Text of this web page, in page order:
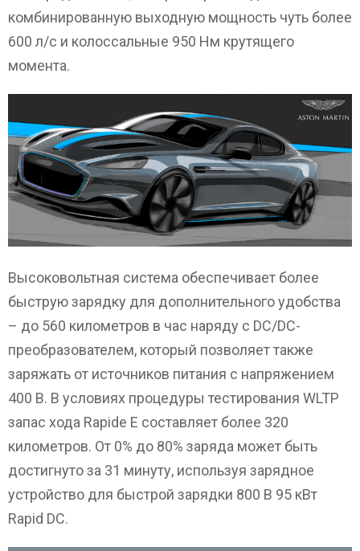
комбинированную выходную мощность чуть более
600 л/с и колоссальные 950 Нм крутящего
момента.
Высоковольтная система обеспечивает более
быструю зарядку для дополнительного удобства
– до 560 километров в час наряду с DC/DC-
преобразователем, который позволяет также
заряжать от источников питания с напряжением
400 В. В условиях процедуры тестирования WLTP
запас хода Rapide E составляет более 320
километров. От 0% до 80% заряда может быть
достигнуто за 31 минуту, используя зарядное
устройство для быстрой зарядки 800 В 95 кВт
Rapid DC.